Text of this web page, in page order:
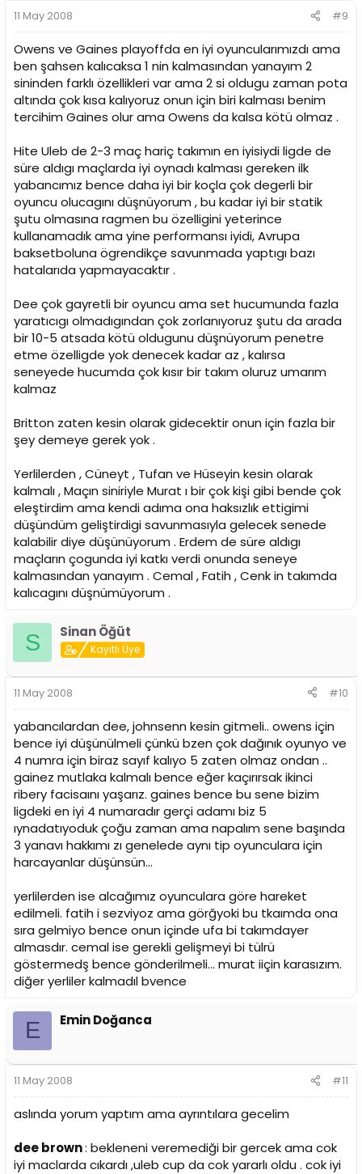
11 May 2008 #9
Owens ve Gaines playoffda en iyi oyuncularımızdı ama
ben şahsen kalıcaksa 1 nin kalmasından yanayım 2
sininden farklı özellikleri var ama 2 si oldugu zaman pota
altında çok kısa kalıyoruz onun için biri kalması benim
tercihim Gaines olur ama Owens da kalsa kötü olmaz .
Hite Uleb de 2-3 maç hariç takımın en iyisiydi ligde de
süre aldıgı maçlarda iyi oynadı kalması gereken ilk
yabancımız bence daha iyi bir koçla çok degerli bir
oyuncu olucagını düşnüyorum , bu kadar iyi bir statik
şutu olmasına ragmen bu özelligini yeterince
kullanamadık ama yine performansı iyidi, Avrupa
baksetboluna ögrendikçe savunmada yaptıgı bazı
hatalarıda yapmayacaktır .
Dee çok gayretli bir oyuncu ama set hucumunda fazla
yaratıcıgı olmadıgından çok zorlanıyoruz şutu da arada
bir 10-5 atsada kötü oldugunu düşnüyorum penetre
etme özelligde yok denecek kadar az , kalırsa
seneyede hucumda çok kısır bir takım oluruz umarım
kalmaz
Britton zaten kesin olarak gidecektir onun için fazla bir
şey demeye gerek yok .
Yerlilerden , Cüneyt , Tufan ve Hüseyin kesin olarak
kalmalı , Maçın siniriyle Murat ı bir çok kişi gibi bende çok
eleştirdim ama kendi adıma ona haksızlık ettigimi
düşündüm geliştirdigi savunmasıyla gelecek senede
kalabilir diye düşünüyorum . Erdem de süre aldıgı
maçların çogunda iyi katkı verdi onunda seneye
kalmasından yanayım . Cemal , Fatih , Cenk in takımda
kalıcagını düşnümüyorum .
S Sinan Öğüt
Kayıtlı Üye
11 May 2008 #10
yabancılardan dee, johnsenn kesin gitmeli.. owens için
bence iyi düşünülmeli çünkü bzen çok dağınık oyunyo ve
4 numra için biraz sayıf kalıyo 5 zaten olmaz ondan ..
gainez mutlaka kalmalı bence eğer kaçırırsak ikinci
ribery facisaını yaşarız. gaines bence bu sene bizim
ligdeki en iyi 4 numaradır gerçi adamı biz 5
ıynadatıyoduk çoğu zaman ama napalım sene başında
3 yanavı hakkımı zı genelede aynı tip oyunculara için
harcayanlar düşünsün...
yerlilerden ise alcağımız oyunculara göre hareket
edilmeli. fatih i sezviyoz ama görğyoki bu tkaımda ona
sıra gelmiyo bence onun içinde ufa bi takımdayer
almasdır. cemal ise gerekli gelişmeyi bi tülrü
göstermedş bence gönderilmeli... murat iiçin karasızım.
diğer yerliler kalmadıl bvence
E Emin Doğanca
11 May 2008 #11
aslında yorum yaptım ama ayrıntılara gecelim
dee brown: bekleneni veremediği bir gercek ama cok
iyi maclarda cıkardı ,uleb cup da cok yararlı oldu . cok iyi